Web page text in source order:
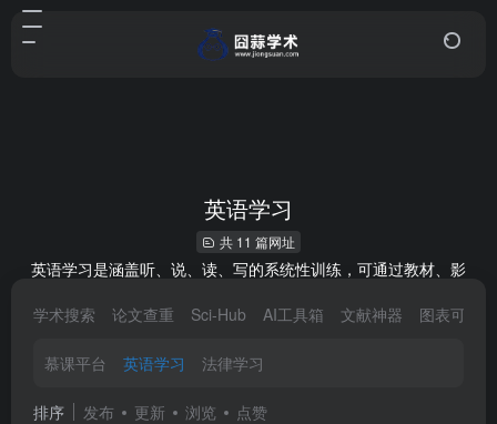
英语学习
共 11 篇网址
英语学习是涵盖听、说、读、写的系统性训练，可通过教材、影
场景化练习与沉浸式输入，能逐步提升语言应用能力，满足学业、
学术搜索 论文查重 Sci-Hub AI工具箱 文献神器 图表可视
慕课平台 英语学习 法律学习
排序 发布 更新 浏览 点赞